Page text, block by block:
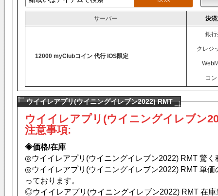
サーバー 決
12000 myClubコイン 代行 IOS限定
銀
クレジ
コ
ウイイレアプリ(ウイニングイレブン2022) RMT
ウイイレアプリ(ウイニングイレブン
注意事項:
◈価格/在庫
◎ウイイレアプリ(ウイニングイレブン2022) RMT 驚く
◎ウイイレアプリ(ウイニングイレブン2022) RMT 単価
っております。
◎ウイイレアプリ(ウイニングイレブン2022) RMT 在庫